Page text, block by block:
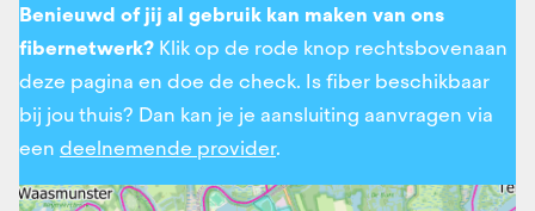
Benieuwd of jij al gebruik kan maken van ons
fibernetwerk? Klik op de rode knop rechtsbovenaan
deze pagina en doe de check. Is fiber beschikbaar
bij jou thuis? Dan kan je je aansluiting aanvragen via
een deelnemende provider.